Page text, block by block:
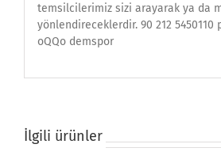
temsilcilerimiz sizi arayarak ya da
yönlendireceklerdir. 90 212 5450110
oQQo demspor
İlgili ürünler